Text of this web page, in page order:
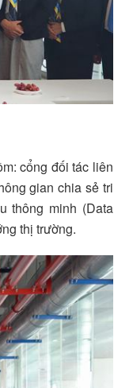
cổng đối tác liên
gian chia sẻ tri
thông minh (Data
thị trường.